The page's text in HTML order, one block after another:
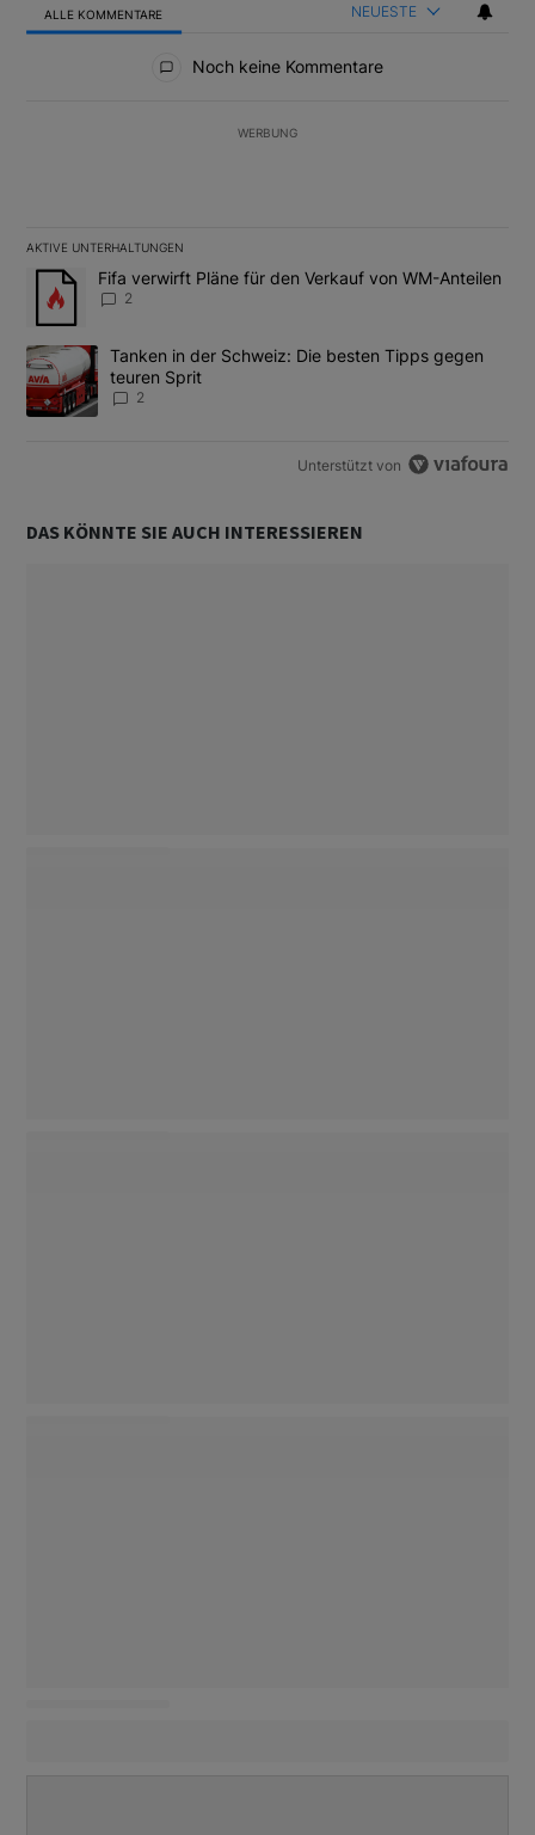
ALLE KOMMENTARE NEUESTE
Noch keine Kommentare
WERBUNG
AKTIVE UNTERHALTUNGEN
Das Folgende ist eine Liste der am meisten kommentierten
Ein Trendartikel mit dem Titel "Fifa verwirft Pläne für den
Fifa verwirft Pläne für den Verkauf von WM-Anteilen
2
Ein Trendartikel mit dem Titel "Tanken in der Schweiz: Die
Tanken in der Schweiz: Die besten Tipps gegen
teuren Sprit
2
Unterstützt von
DAS KÖNNTE SIE AUCH INTERESSIEREN